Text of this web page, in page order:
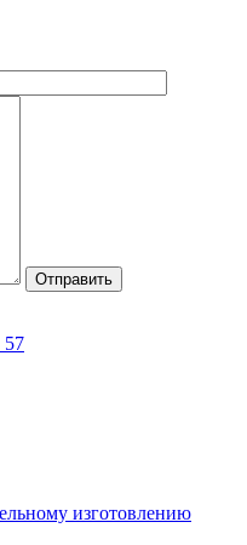
Отправить
57